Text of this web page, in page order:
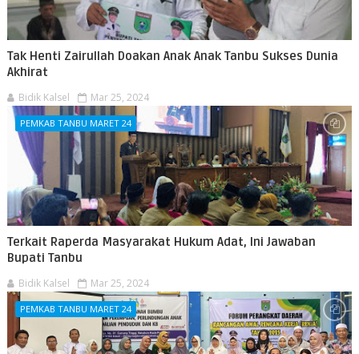
Tak Henti Zairullah Doakan Anak Anak Tanbu Sukses Dunia
Akhirat
Bidik Kalsel Mar 25, 2024
PEMKAB TANBU MARET 24
Terkait Raperda Masyarakat Hukum Adat, Ini Jawaban
Bupati Tanbu
Bidik Kalsel Mar 25, 2024
PEMKAB TANBU MARET 24